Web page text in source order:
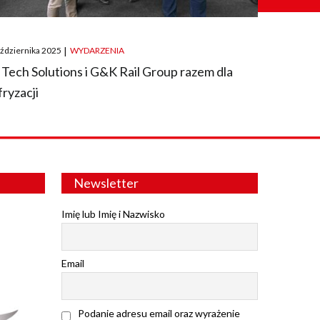
2025 | WYDARZENIA
Tech Solutions i G&K Rail Group razem dla
Newsletter
Imię lub Imię i Nazwisko
Email
Podanie adresu email oraz wyrażenie